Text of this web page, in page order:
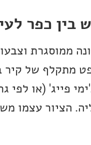
בין כפר
ממוסגרת
מתקלף של קיר
פייג' (או לפי
הציור עצמו